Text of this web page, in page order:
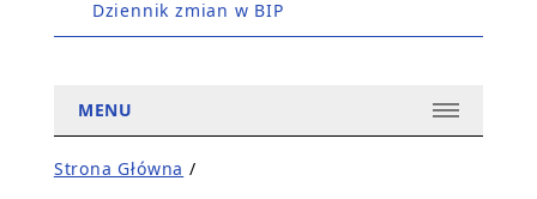
Dziennik zmian w BIP
MENU
Strona Główna /